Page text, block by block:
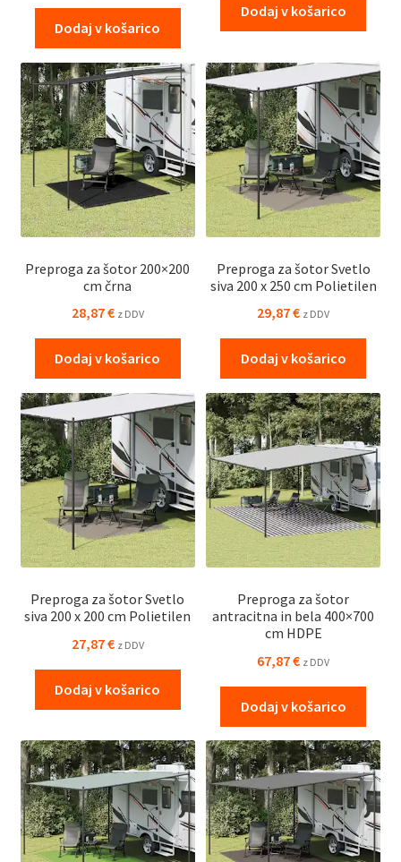
Dodaj v košarico
Dodaj v košarico
Preproga za šotor 200×200
cm črna
28,87€ z DDV
Dodaj v košarico
Preproga za šotor Svetlo
siva 200 x 250 cm Polietilen
29,87€ z DDV
Dodaj v košarico
Preproga za šotor Svetlo
siva 200 x 200 cm Polietilen
27,87€ z DDV
Dodaj v košarico
Preproga za šotor
antracitna in bela 400×700
cm HDPE
67,87€ z DDV
Dodaj v košarico